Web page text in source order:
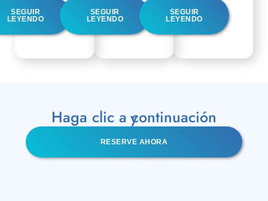
SEGUIR
LEYENDO
SEGUIR
LEYENDO
SEGUIR
LEYENDO
Haga clic a continuación y
RESERVE AHORA